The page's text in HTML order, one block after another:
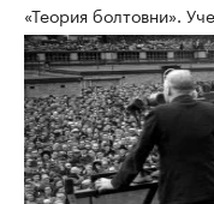
«Теория болтовни».